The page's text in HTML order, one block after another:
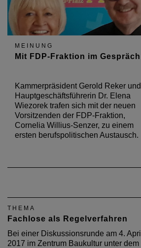
MEINUNG
Mit FDP-Fraktion im Gespräch
Kammerpräsident Gerold Reker und
Hauptgeschäftsführerin Dr. Elena
Wiezorek trafen sich mit der neuen
Vorsitzenden der FDP-Fraktion,
Cornelia Willius-Senzer, zu einem
ersten berufspolitischen Austausch.
THEMA
Fachlose als Regelverfahren
Bei einer Diskussionsrunde am 4. April
2017 im Zentrum Baukultur unter dem